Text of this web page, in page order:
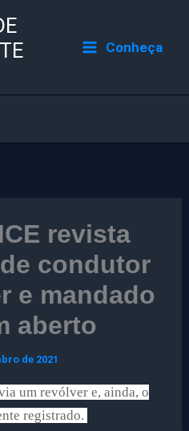
Conheça
revista
condutor
e mandado
aberto
de 2021
um revólver e, ainda, o
registrado.